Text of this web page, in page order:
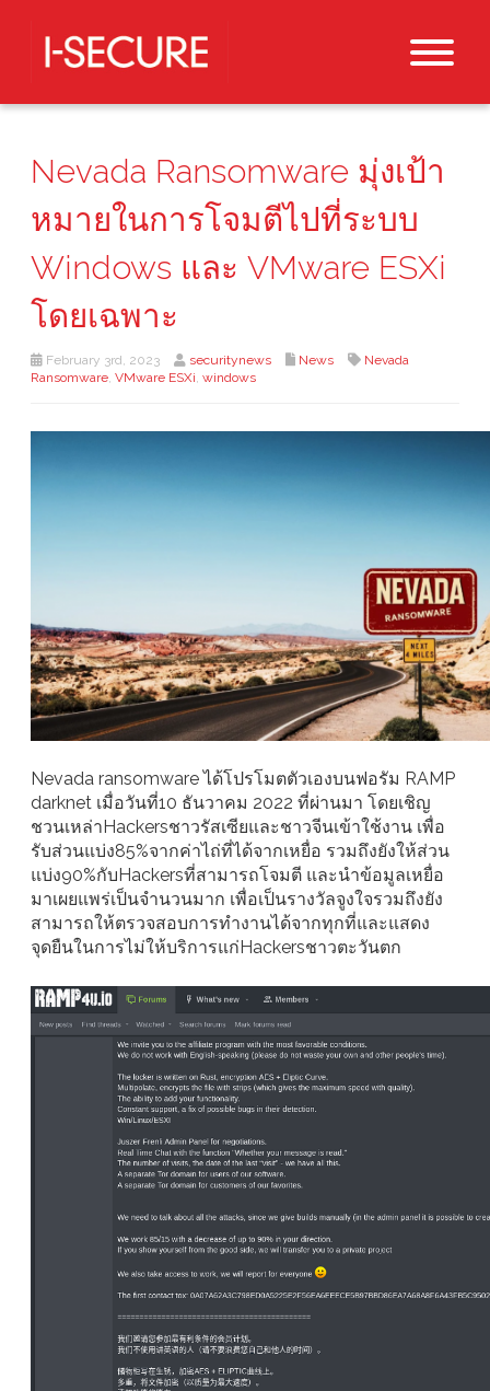
Nevada Ransomware มุ่งเป้า
หมายในการโจมตีไปที่ระบบ
Windows และ VMware ESXi
โดยเฉพาะ
February 3rd, 2023 securitynews News
Nevada
Ransomware, VMware ESXi, windows
Nevada ransomware ได้โปรโมตตัวเองบนฟอรัม RAMP
darknet เมื่อวันที่10 ธันวาคม 2022 ที่ผ่านมา โดยเชิญ
ชวนเหล่าHackersชาวรัสเซียและชาวจีนเข้าใช้งาน เพื่อ
รับส่วนแบ่ง85%จากค่าไถ่ที่ได้จากเหยื่อ รวมถึงยังให้ส่วน
แบ่ง90%กับHackersที่สามารถโจมตี และนำข้อมูลเหยื่อ
มาเผยแพร่เป็นจำนวนมาก เพื่อเป็นรางวัลจูงใจรวมถึงยัง
สามารถให้ตรวจสอบการทำงานได้จากทุกที่และแสดง
จุดยืนในการไม่ให้บริการแก่Hackersชาวตะวันตก